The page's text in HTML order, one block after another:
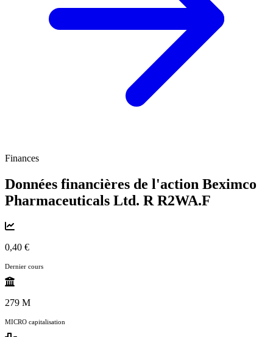
Finances
Données financières de l'action Beximco
Pharmaceuticals Ltd. R R2WA.F
0,40 €
Dernier cours
279 M
MICRO capitalisation